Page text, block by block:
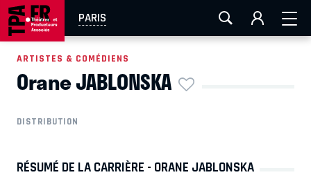
PARIS
AIX-MARSEILLE LA ROCHELLE
EN TOURNÉE
ARTISTES & COMÉDIENS
Orane JABLONSKA
DISTRIBUTION
RÉSUMÉ DE LA CARRIÈRE - ORANE JABLONSKA